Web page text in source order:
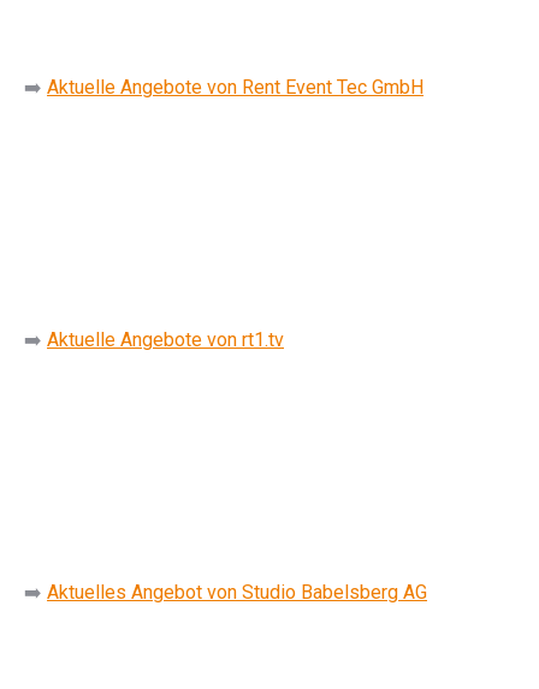
➡️ Aktuelle Angebote von Rent Event Tec GmbH
➡️ Aktuelle Angebote von rt1.tv
➡️ Aktuelles Angebot von Studio Babelsberg AG